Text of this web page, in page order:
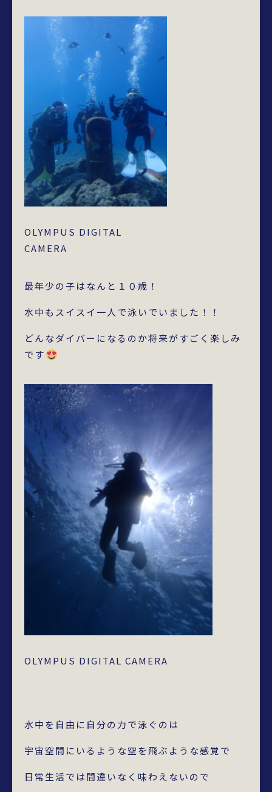
OLYMPUS DIGITAL
CAMERA
最年少の子はなんと１０歳！
水中もスイスイ一人で泳いでいました！！
どんなダイバーになるのか将来がすごく楽しみ
です
OLYMPUS DIGITAL CAMERA
水中を自由に自分の力で泳ぐのは
宇宙空間にいるような空を飛ぶような感覚で
日常生活では間違いなく味わえないので